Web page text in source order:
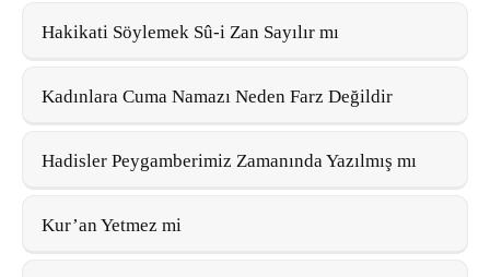
Hakikati Söylemek Sû-i Zan Sayılır mı
Kadınlara Cuma Namazı Neden Farz Değildir
Hadisler Peygamberimiz Zamanında Yazılmış mı
Kur’an Yetmez mi